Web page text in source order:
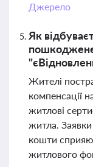
Джерело
Як
Жителі
компенсації
житлові
житла.
кошти
житлового